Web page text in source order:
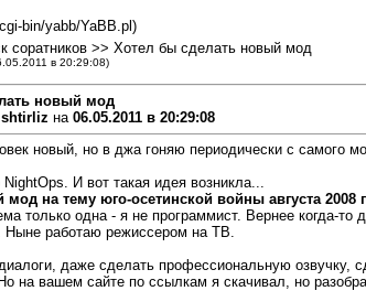
bin/yabb/YaBB.pl)
соратников >> Хотел бы сделать новый мод
в 20:29:08)
новый мод
shtirliz на 06.05.2011 в 20:29:08
новый, но в джа гоняю периодически с самого
И вот такая идея возникла...
на тему юго-осетинской войны августа 2008
только одна - я не программист. Вернее когда-
Ныне работаю режиссером на ТВ.
даже сделать профессиональную
на вашем сайте по ссылкам я скачивал, но